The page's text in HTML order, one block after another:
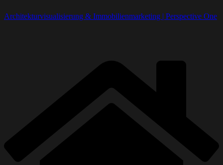
Architekturvisualisierung & Immobilienmarketing | Perspective One